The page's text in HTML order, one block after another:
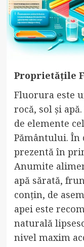
Proprietățile
Fluorura este
rocă, sol și
de elemente
Pământului.
prezentă în
Anumite
apă sărată,
conțin, de
apei este
naturală
nivel maxim